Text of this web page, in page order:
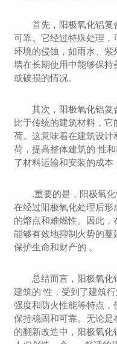
首先，阳极氧化铝复
可靠。它经过特殊处理
环境的侵蚀，如雨水、
墙在长期使用中能够保
或破损的情况。
其次，阳极氧化铝复
比于传统的建筑材料，
荷。这意味着在建筑设计
荷，提高整体建筑的 性
了材料运输和安装的成本
.重要的是，阳极氧
在经过阳极氧化处理后
的熔点和难燃性。因此
能够有效地抑制火势的蔓
保护生命和财产的 。
总结而言，阳极氧
建筑的 性，受到了建筑
强度和防火性能等特点
保持稳固和可靠。无论
的翻新改造中，阳极氧